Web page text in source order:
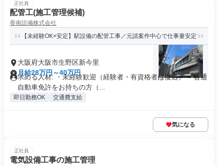
正社員
配管工(施工管理候補)
香南設備株式会社
【未経験OK×安定】駅設備の配管工事／元請案件中心で仕事量安定
大阪府大阪市生野区新今里
月給28万円～40万円
求める人材: ・未経験歓迎（経験者・有資格者は優遇） ・普通
自動車免許をお持ちの方（...
即日勤務OK 交通費支給
気になる
正社員
電気設備工事の施工管理